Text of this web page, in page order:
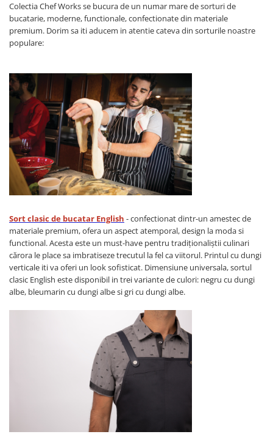
Colectia Chef Works se bucura de un numar mare de sorturi de
bucatarie, moderne, functionale, confectionate din materiale
premium. Dorim sa iti aducem in atentie cateva din sorturile noastre
populare:
Sort clasic de bucatar English - confectionat dintr-un amestec de
materiale premium,ofera un aspect atemporal, design la moda si
functional. Acesta este un must-have pentru tradiționaliștii culinari
cărora le place sa imbratiseze trecutul la fel ca viitorul. Printul cu dungi
verticale iti va oferi un look sofisticat. Dimensiune universala, sortul
clasic English este disponibil in trei variante de culori: negru cu dungi
albe, bleumarin cu dungi albe si gri cu dungi albe.